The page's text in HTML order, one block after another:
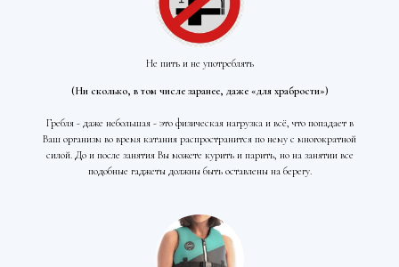
Не пить и не употреблять
(Ни сколько, в том числе заранее, даже «для храбрости»)
Гребля - даже небольшая - это физическая нагрузка и всё, что попадает в
Ваш организм во время катания распространится по нему с многократной
силой. До и после занятия Вы можете курить и парить, но на занятии все
подобные гаджеты должны быть оставлены на берегу.